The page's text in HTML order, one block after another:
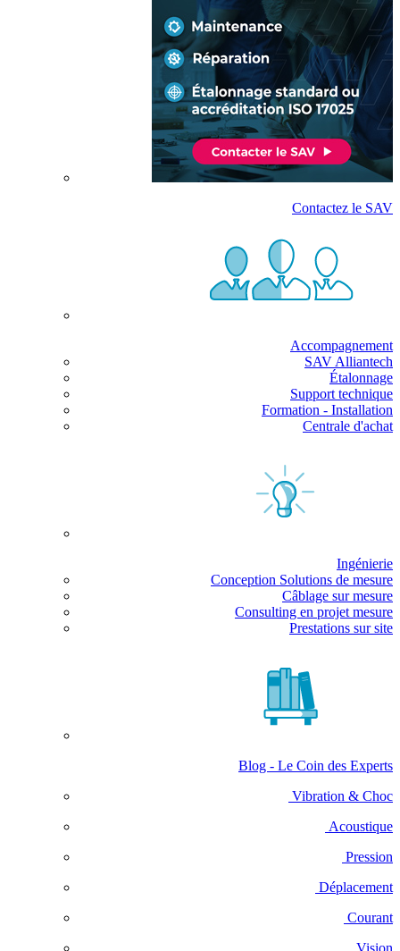
Contactez le SAV
Accompagnement
SAV Alliantech
Étalonnage
Support technique
Formation - Installation
Centrale d'achat
Ingénierie
Conception Solutions de mesure
Câblage sur mesure
Consulting en projet mesure
Prestations sur site
Blog - Le Coin des Experts
Vibration & Choc
Acoustique
Pression
Déplacement
Courant
Vision